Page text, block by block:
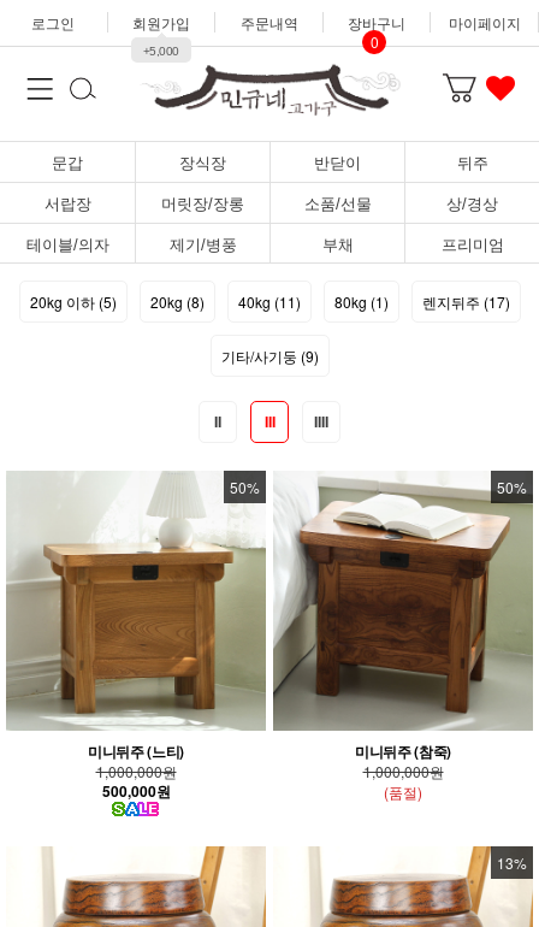
로그인 회원가입
+5,000
주문내역
장바구니
0
마이페이지
문갑 장식장 반닫이 뒤주
서랍장 머릿장/장롱 소품/선물 상/경상
테이블/의자 제기/병풍 부채 프리미엄
20kg 이하 (5) 20kg (8) 40kg (11) 80kg (1) 렌지뒤주 (17)
기타/사기둥 (9)
II III IIII
50%
미니뒤주 (느티)
1,000,000원
500,000원
50%
미니뒤주 (참죽)
1,000,000원
(품절)
13%